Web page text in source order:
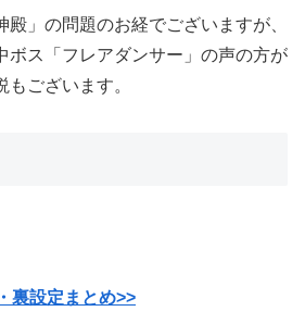
殿」の問題のお経でございますが、
ボス「フレアダンサー」の声の方が
ございます。
裏設定まとめ>>